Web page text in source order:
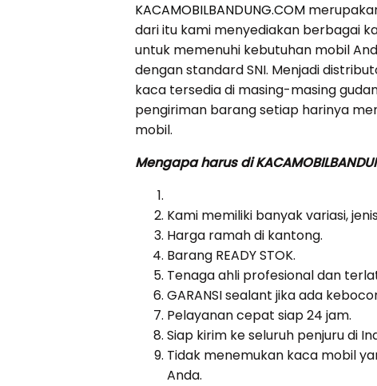
KACAMOBILBANDUNG.COM
dari itu kami menyediakan berbagai
untuk memenuhi kebutuhan mobil
dengan standard SNI. Menjadi
kaca tersedia di masing-masing
pengiriman barang setiap harinya
mobil.
Mengapa harus di
Kami memiliki banyak variasi,
Harga ramah di kantong.
Barang READY STOK.
Tenaga ahli profesional dan
GARANSI sealant jika ada
Pelayanan cepat siap 24 jam.
Siap kirim ke seluruh penjuru di
Tidak menemukan kaca mobil
Anda.